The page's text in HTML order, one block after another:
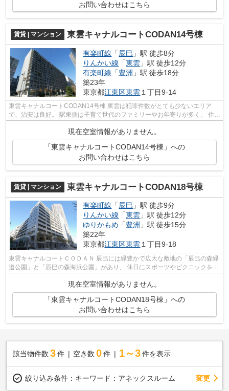
お問い合わせはこちら
賃貸 | マンション 東雲キャナルコートCODAN14号棟
有楽町線 「辰巳 」駅 徒歩8分
りんかい線 「東雲 」駅 徒歩12分
有楽町線 「豊洲 」駅 徒歩18分
築23年
東京都江東区東雲 １丁目9-14
東雲キャナルコートCODAN14号棟 東雲は犯罪件数がとても少ないエリア
で、治安は良好。 駅東側は子育て世代のファミリーやお年寄りが多く、 住宅
現在空室情報がありません。
「東雲キャナルコートCODAN14号棟」への
お問い合わせはこちら
賃貸 | マンション 東雲キャナルコートCODAN18号棟
有楽町線 「辰巳 」駅 徒歩9分
りんかい線 「東雲 」駅 徒歩12分
ゆりかもめ 「豊洲 」駅 徒歩15分
築22年
東京都江東区東雲１丁目9-18
東雲キャナルコートＣＯＤＡＮ 辰巳には緑豊かで広大な敷地の「辰巳の森緑
道公園」と「辰巳の森海浜公園」があり、 休日にスポーツやピクニックを楽
しめます。 春になると桜が咲き誇...
現在空室情報がありません。
「東雲キャナルコートCODAN18号棟」への
お問い合わせはこちら
該当物件数 3件 空き数 0 件 1～3 件を表示
絞り込み条件： キーワード：アネックスルーム 変更